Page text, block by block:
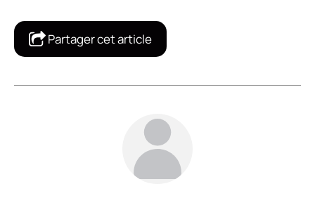
Partager cet article